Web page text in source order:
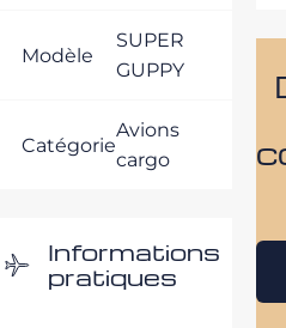
Modèle
SUPER
GUPPY
Catégorie
Avions
cargo
Informations
pratiques